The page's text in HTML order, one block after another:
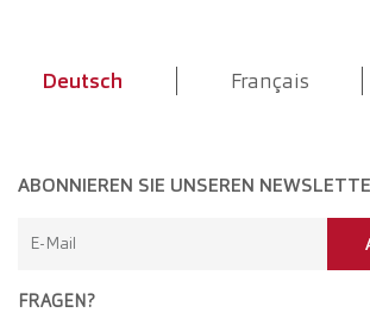
Deutsch Français
FRAGEN?
ABONNIEREN SIE UNSEREN
E-Mail